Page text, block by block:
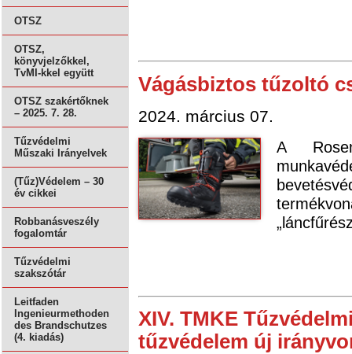
OTSZ
OTSZ,
könyvjelzőkkel,
TvMI-kkel együtt
OTSZ szakértőknek
– 2025. 7. 28.
Tűzvédelmi
Műszaki Irányelvek
(Tűz)Védelem – 30
év cikkei
Robbanásveszély
fogalomtár
Tűzvédelmi
szakszótár
Leitfaden
Ingenieurmethoden
des Brandschutzes
(4. kiadás)
Vágásbiztos tűzoltó
2024. március 07.
A
XIV. TMKE
tűzvédelem új